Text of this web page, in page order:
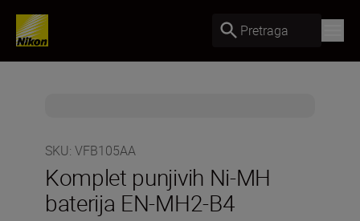
Pretraga
SKU: VFB105AA
Komplet punjivih Ni-MH
baterija EN-MH2-B4